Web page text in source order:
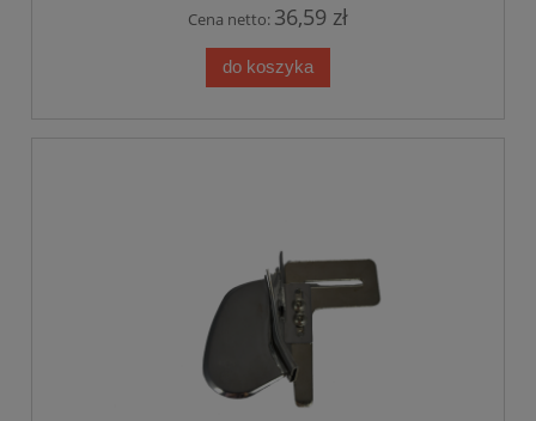
Cena netto: 36,59 zł
do koszyka